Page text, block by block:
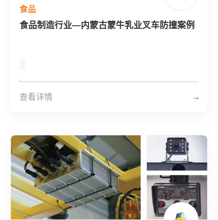
食品
食品制造行业—内蒙古蒙牛乳业叉车防撞案例
查看详情